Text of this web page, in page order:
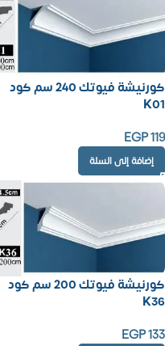
كورنيشة فيوتك 240 سم كود
K01
EGP119
إضافة إلى السلة
كورنيشة فيوتك 200 سم كود
K36
EGP133